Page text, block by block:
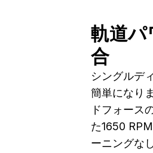
軌道パ
合
シングルデ
簡単になり
ドフォース
た1650
ーニングな